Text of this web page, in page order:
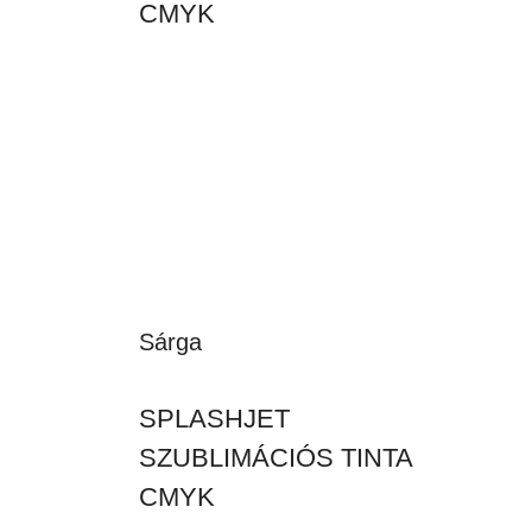
CMYK
Sárga
SPLASHJET
SZUBLIMÁCIÓS TINTA
CMYK